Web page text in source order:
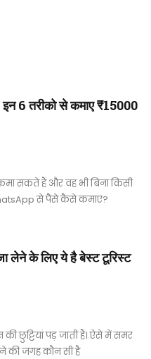
6 तरीको से कमाए ₹15000
सकते हैं और वह भी बिना किसी
से पैसे कैसे कमाए?
लेने के लिए ये है बेस्ट टूरिस्ट
छुट्टियां पड़ जाती हैं। ऐसे में समर
जगह कौन सी है